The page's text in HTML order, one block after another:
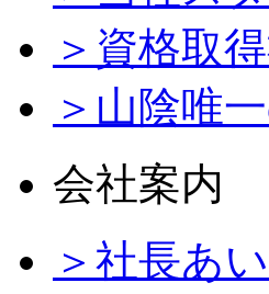
＞資格取
＞山陰唯
会社案内
＞社長あ